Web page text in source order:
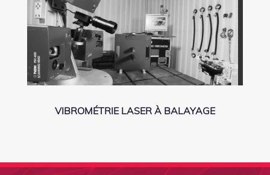
VIBROMÉTRIE LASER À BALAYAGE